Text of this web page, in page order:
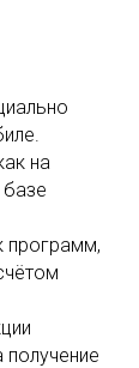
на
базе
программ,